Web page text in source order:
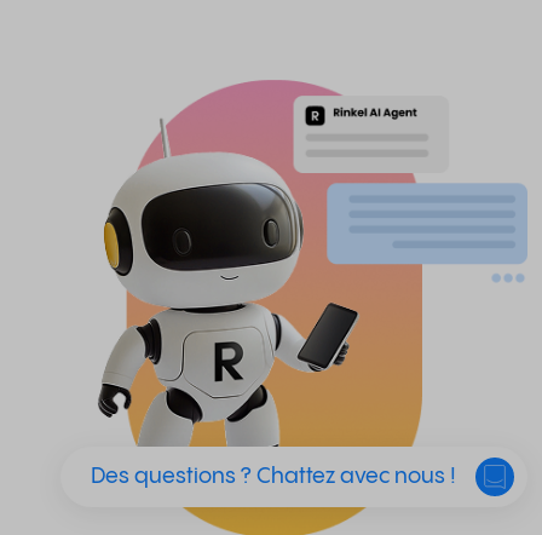
Des questions ? Chattez avec nous !